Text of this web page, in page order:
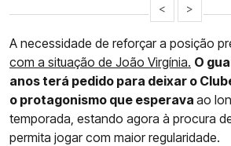
< >
A necessidade de reforçar a posição
com a situação de João Virgínia. O
anos terá pedido para deixar o
o protagonismo que esperava ao
temporada, estando agora à procura
permita jogar com maior regularidade.